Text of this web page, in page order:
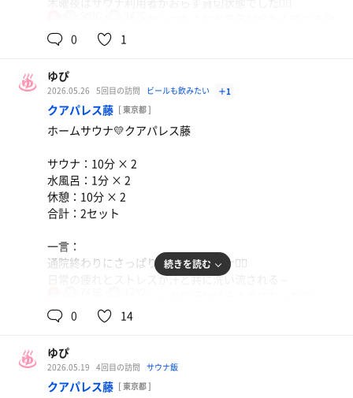
前は1分入れたけど無理だった！
く気持ちよくて幸せ🫶
オーナーさんがいつもビール瓶開けてくれて優しい🥺
また行きたい♡♡
0 1
ゆぴ
2026.05.26 5回目の訪問 ビールも飲みたい ＋1
クアパレス藤 [ 東京都 ]
ホームサウナ💛クアパレス藤
サウナ：10分 × 2
水風呂：1分 × 2
休憩：10分 × 2
合計：2セット
一言：
通院終わりにさっぱりしたくてサウナ🧖‍♀️
日常の疲れとストレスが汗と共に洗い流される～
安定の生ビールで〆
続きを読む
0 14
ゆぴ
2026.05.19 4回目の訪問 サウナ飯
クアパレス藤 [ 東京都 ]